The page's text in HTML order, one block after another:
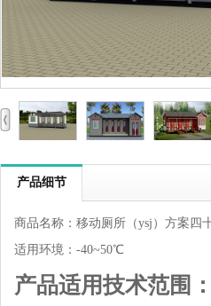
产品细节
商品名称：移动厕所（ysj）方案四
适用环境：-40~50℃
产品适用技术范围：